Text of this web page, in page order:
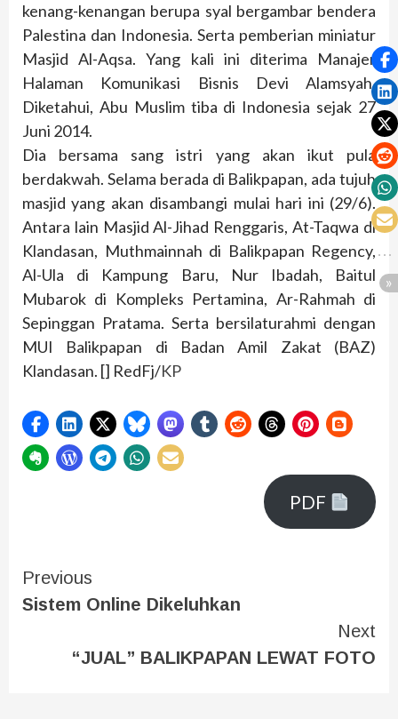
kenang-kenangan berupa syal bergambar bendera
Palestina dan Indonesia. Serta pemberian miniatur
Masjid Al-Aqsa. Yang kali ini diterima Manajer
Halaman Komunikasi Bisnis Devi Alamsyah.
Diketahui, Abu Muslim tiba di Indonesia sejak 27
Juni 2014.
Dia bersama sang istri yang akan ikut pula
berdakwah. Selama berada di Balikpapan, ada tujuh
masjid yang akan disambangi mulai hari ini (29/6).
Antara lain Masjid Al-Jihad Renggaris, At-Taqwa di
Klandasan, Muthmainnah di Balikpapan Regency,
Al-Ula di Kampung Baru, Nur Ibadah, Baitul
Mubarok di Kompleks Pertamina, Ar-Rahmah di
Sepinggan Pratama. Serta bersilaturahmi dengan
MUI Balikpapan di Badan Amil Zakat (BAZ)
Klandasan. [] RedFj/KP
PDF
Previous
Sistem Online Dikeluhkan
Next
“JUAL” BALIKPAPAN LEWAT FOTO